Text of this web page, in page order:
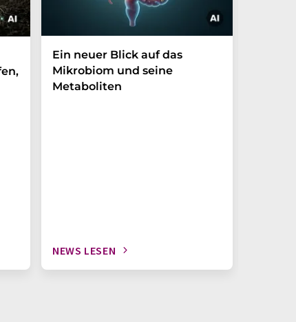
Ein neuer Blick auf das
Mikrobiom und seine
Metaboliten
NEWS LESEN